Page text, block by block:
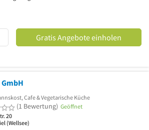
Gratis Angebote einholen
Cafe & Vegetarische Küche
1 von 5 Sternen
(1 Bewertung) Geöffnet
20
(Wellsee)